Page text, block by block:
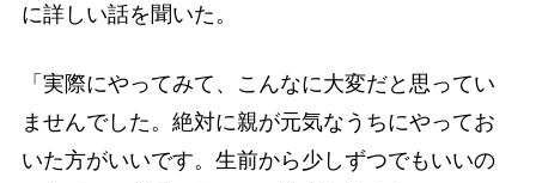
に詳しい話を聞いた。
「実際にやってみて、こんなに大変だと思ってい
ませんでした。絶対に親が元気なうちにやってお
いた方がいいです。生前から少しずつでもいいの